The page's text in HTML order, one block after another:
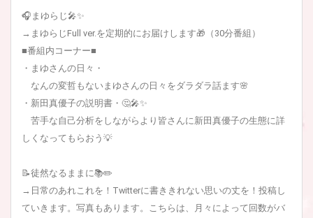
🎧まゆらじ🎤✨
→まゆらじFull ver.を定期的にお届けします🎁（30分番組）
■番組内コーナー■
・まゆさんの日々・
なんの変哲もないまゆさんの日々をダラダラ話ます🌸
・新田真優子の説明書・🤔🎤✨
苦手な自己分析をしながらより皆さんに新田真優子の生態に詳
しくなってもらおう💡
📝徒然なるままに📚✏️
→日常のあれこれを！Twitterに書ききれない思いの丈を！投稿し
ていきます。写真もあります。こちらは、月々によって回数がバ